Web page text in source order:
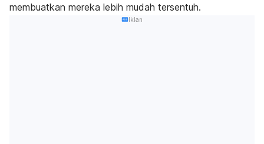
membuatkan mereka lebih mudah tersentuh.
Iklan